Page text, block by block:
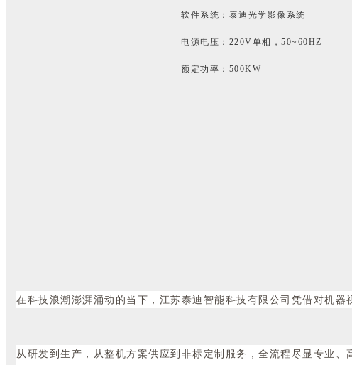
软件系统：泰迪光学影像系统
电源电压：220V单相，50~60HZ
额定功率：500KW
在科技浪潮澎湃涌动的当下，江苏泰迪智能科技有限公司凭借对机
从研发到生产，从整机方案供应到非标定制服务，全流程尽显专业